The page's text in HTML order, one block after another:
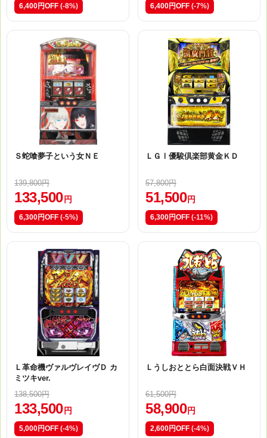
6,400円OFF (-8%) 6,400円OFF (-7%)
Ｓ蛇喰夢子という女ＮＥ
139,800円
133,500 円
6,300円OFF (-5%)
ＬＧⅠ優駿倶楽部黄金ＫＤ
57,800円
51,500 円
6,300円OFF (-11%)
Ｌ革命機ヴァルヴレイヴＤ カ
ミツキver.
138,500円
133,500 円
5,000円OFF (-4%)
Ｌうしおととら白面決戦ＶＨ
61,500円
58,900 円
2,600円OFF (-4%)